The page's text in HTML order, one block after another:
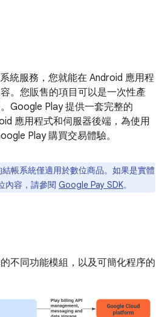
統服務，您就能在 Android 應用程
。您販售的項目可以是一次性產
Google Play 提供一套完整的
應用程式和伺服器後端，為使用
Play 購買交易體驗。
帳系統僅適用於數位商品。如果是實體
內容，請參閱 Google Pay SDK。
不同功能模組，以及可簡化程序的